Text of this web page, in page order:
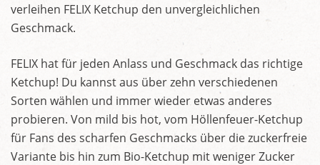
verleihen FELIX Ketchup den unvergleichlichen
Geschmack.
FELIX hat für jeden Anlass und Geschmack das richtige
Ketchup! Du kannst aus über zehn verschiedenen
Sorten wählen und immer wieder etwas anderes
probieren. Von mild bis hot, vom Höllenfeuer-Ketchup
für Fans des scharfen Geschmacks über die zuckerfreie
Variante bis hin zum Bio-Ketchup mit weniger Zucker